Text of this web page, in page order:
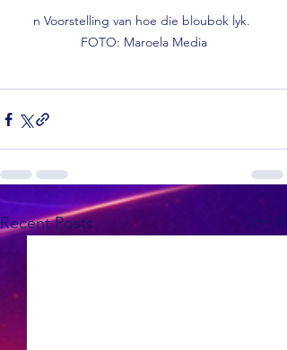
n Voorstelling van hoe die bloubok lyk.
FOTO: Maroela Media
Recent Posts See All